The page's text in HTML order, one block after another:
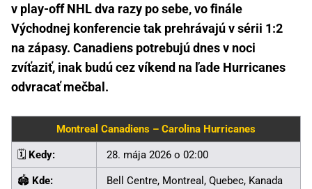
v play-off NHL dva razy po sebe, vo finále
Východnej konferencie tak prehrávajú v sérii 1:2
na zápasy. Canadiens potrebujú dnes v noci
zvíťaziť, inak budú cez víkend na ľade Hurricanes
odvracať mečbal.
Montreal Canadiens – Carolina Hurricanes
🗓️ Kedy: 28. mája 2026 o 02:00
🏟️ Kde: Bell Centre, Montreal, Quebec, Kanada